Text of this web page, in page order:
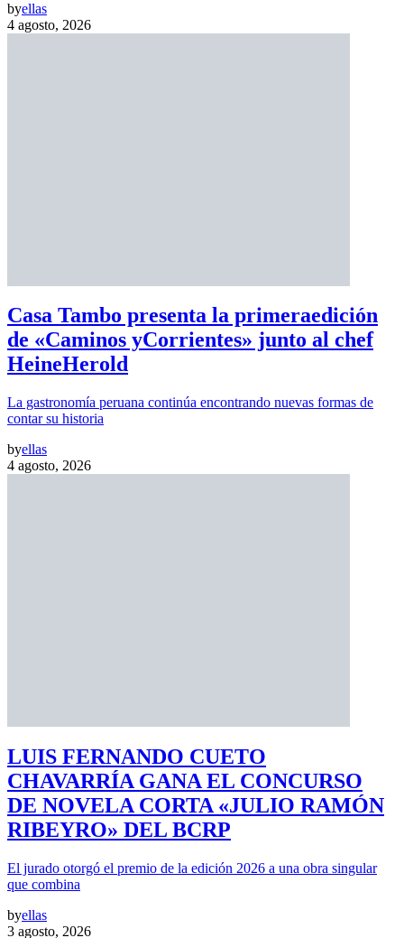
byellas
4 agosto, 2026
Casa Tambo presenta la primeraedición
de «Caminos yCorrientes» junto al chef
HeineHerold
La gastronomía peruana continúa encontrando nuevas formas de
contar su historia
byellas
4 agosto, 2026
LUIS FERNANDO CUETO
CHAVARRÍA GANA EL CONCURSO
DE NOVELA CORTA «JULIO RAMÓN
RIBEYRO» DEL BCRP
El jurado otorgó el premio de la edición 2026 a una obra singular
que combina
byellas
3 agosto, 2026